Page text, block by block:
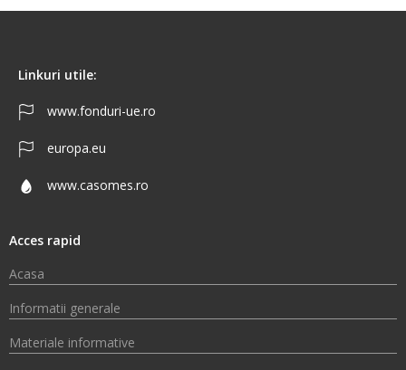
Linkuri utile:
www.fonduri-ue.ro
europa.eu
www.casomes.ro
Acces rapid
Acasa
Informatii generale
Materiale informative